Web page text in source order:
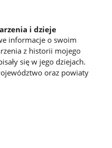
i dzieje
informacje o swoim
z historii mojego
się w jego dziejach.
oraz powiaty